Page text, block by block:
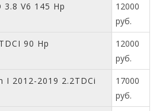
3.8 V6 145 Hp
12000
руб.
90 Hp
12000
руб.
I 2012-2019 2.2TDCi
17000
руб.